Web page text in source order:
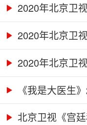
2020年北京卫
2020年北京卫
2020年北京卫
《我是大医生
北京卫视《宫